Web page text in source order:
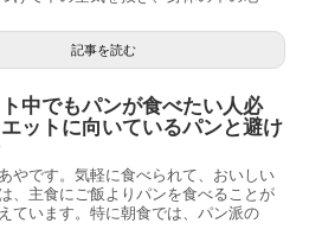
記事を読む
中でもパンが食べたい人必
ットに向いているパンと避け
やです。気軽に食べられて、おいしい
、主食にご飯よりパンを食べることが
ています。特に朝食では、パン派の